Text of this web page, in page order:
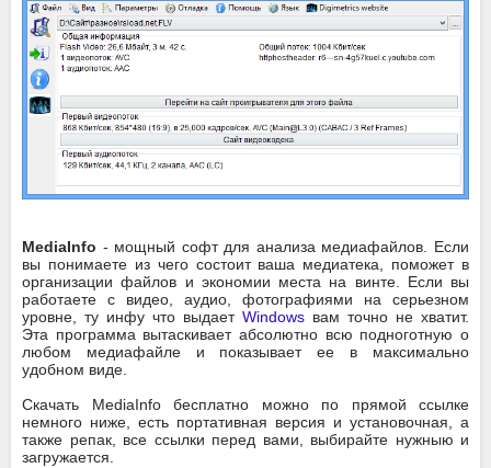
MediaInfo - мощный софт для анализа медиафайлов. Если
вы понимаете из чего состоит ваша медиатека, поможет в
организации файлов и экономии места на винте. Если вы
работаете с видео, аудио, фотографиями на серьезном
уровне, ту инфу что выдает Windows вам точно не хватит.
Эта программа вытаскивает абсолютно всю подноготную о
любом медиафайле и показывает ее в максимально
удобном виде.
Скачать MediaInfo бесплатно можно по прямой ссылке
немного ниже, есть портативная версия и установочная, а
также репак, все ссылки перед вами, выбирайте нужныю и
загружается.